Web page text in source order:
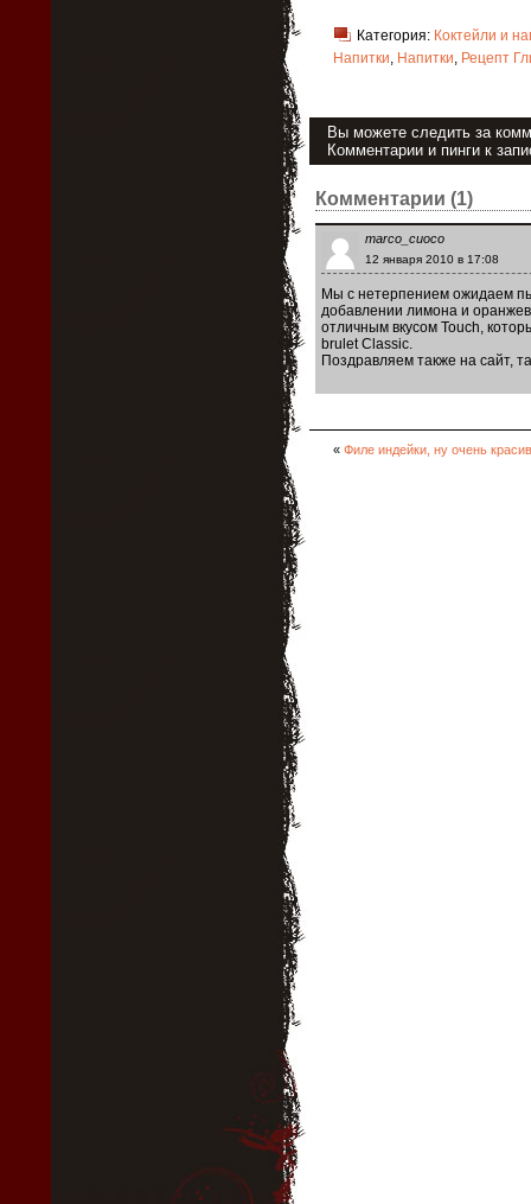
Категория: Коктейли и
Напитки, Напитки, Рецепт
Вы можете следить за
Комментарии и пинги к
Комментарии (1)
marco_cuoco
12 января 2010 в 17:08
Мы с нетерпением ожидаем
добавлении лимона и
отличным вкусом Touch,
brulet Classic.
Поздравляем также на сайт,
« Филе индейки, ну очень